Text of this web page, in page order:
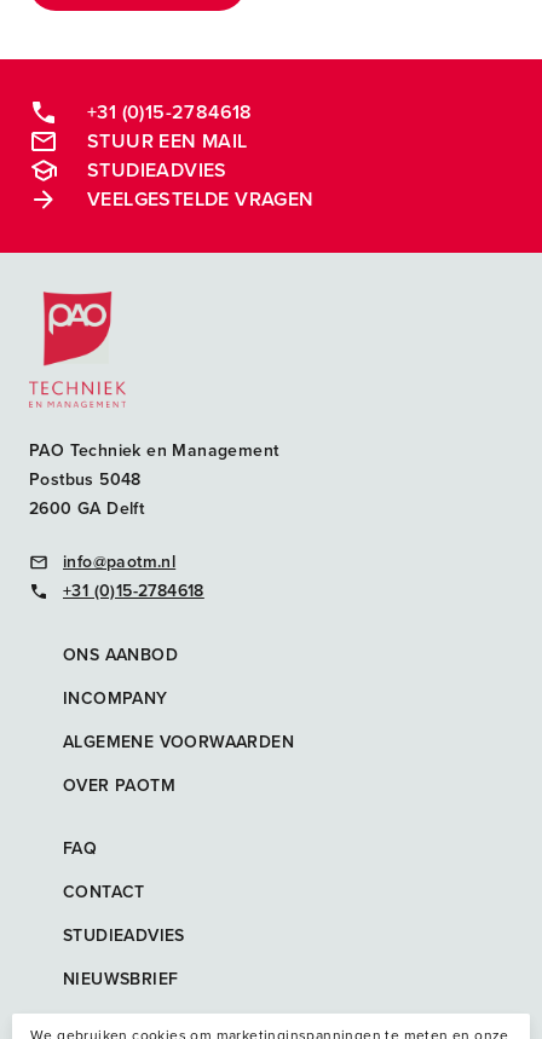
+31 (0)15-2784618
STUUR EEN MAIL
STUDIEADVIES
VEELGESTELDE VRAGEN
Postacademische cursussen, leergangen en opleidingen
PAO Techniek en Management
Postbus 5048
2600 GA Delft
info@paotm.nl
+31 (0)15-2784618
ONS AANBOD
INCOMPANY
ALGEMENE VOORWAARDEN
OVER PAOTM
FAQ
CONTACT
STUDIEADVIES
NIEUWSBRIEF